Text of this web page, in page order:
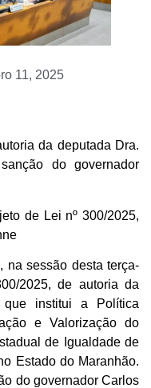
11, 2025
da deputada Dra.
do governador
de Lei nº 300/2025,
na sessão desta terça-
2025, de autoria da
que institui a Política
e Valorização do
de Igualdade de
Estado do Maranhão.
do governador Carlos